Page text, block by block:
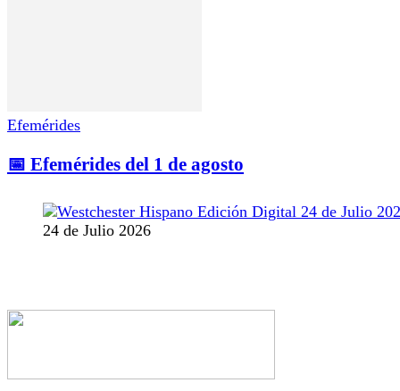
Efemérides
📅 Efemérides del 1 de agosto
24 de Julio 2026